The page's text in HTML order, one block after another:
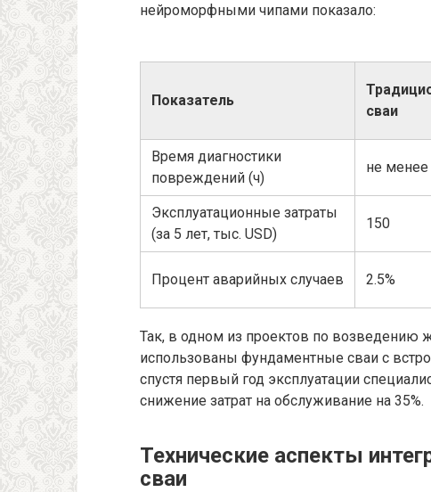
нейроморфными чипами показало:
Показатель
сваи
Время диагностики
повреждений (ч)
не менее
Эксплуатационные затраты
(за 5 лет, тыс. USD)
150
Процент аварийных случаев 2.5%
Так, в одном из проектов по возведению
использованы фундаментные сваи с
спустя первый год эксплуатации
снижение затрат на обслуживание на 35%.
Технические аспекты
сваи